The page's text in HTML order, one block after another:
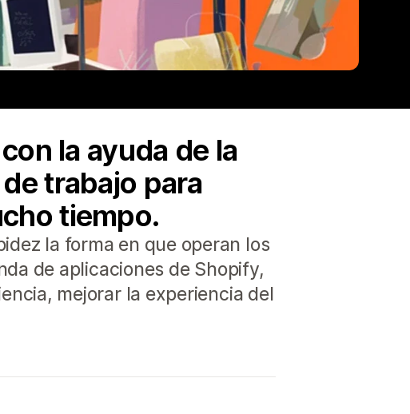
la ayuda de la
trabajo para
tiempo.
la forma en que operan los
de aplicaciones de Shopify,
mejorar la experiencia del